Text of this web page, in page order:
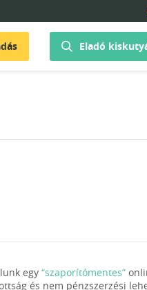
Eladó
egy “szaporítómentes”
és nem pénzszerzési